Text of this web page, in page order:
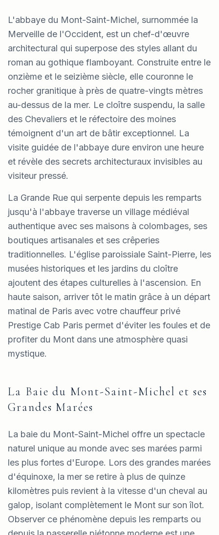
L'abbaye du Mont-Saint-Michel, surnommée la
Merveille de l'Occident, est un chef-d'œuvre
architectural qui superpose des styles allant du
roman au gothique flamboyant. Construite entre le
onzième et le seizième siècle, elle couronne le
rocher granitique à près de quatre-vingts mètres
au-dessus de la mer. Le cloître suspendu, la salle
des Chevaliers et le réfectoire des moines
témoignent d'un art de bâtir exceptionnel. La
visite guidée de l'abbaye dure environ une heure
et révèle des secrets architecturaux invisibles au
visiteur pressé.
La Grande Rue qui serpente depuis les remparts
jusqu'à l'abbaye traverse un village médiéval
authentique avec ses maisons à colombages, ses
boutiques artisanales et ses crêperies
traditionnelles. L'église paroissiale Saint-Pierre, les
musées historiques et les jardins du cloître
ajoutent des étapes culturelles à l'ascension. En
haute saison, arriver tôt le matin grâce à un départ
matinal de Paris avec votre chauffeur privé
Prestige Cab Paris permet d'éviter les foules et de
profiter du Mont dans une atmosphère quasi
mystique.
La Baie du Mont-Saint-Michel et ses
Grandes Marées
La baie du Mont-Saint-Michel offre un spectacle
naturel unique au monde avec ses marées parmi
les plus fortes d'Europe. Lors des grandes marées
d'équinoxe, la mer se retire à plus de quinze
kilomètres puis revient à la vitesse d'un cheval au
galop, isolant complètement le Mont sur son îlot.
Observer ce phénomène depuis les remparts ou